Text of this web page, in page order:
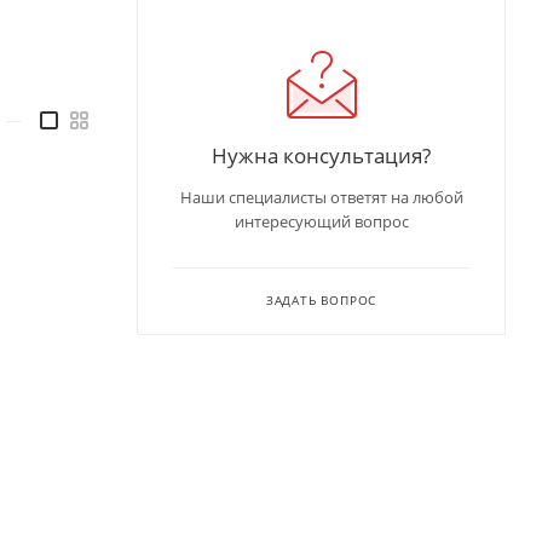
Нужна консультация?
Наши специалисты ответят на любой
интересующий вопрос
ЗАДАТЬ ВОПРОС